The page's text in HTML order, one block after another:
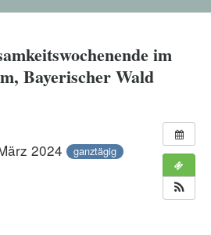
im
Bayerischer Wald
2024 ganztägig